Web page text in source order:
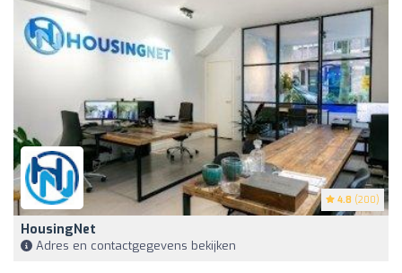
4.8 (200)
HousingNet
Adres en contactgegevens bekijken